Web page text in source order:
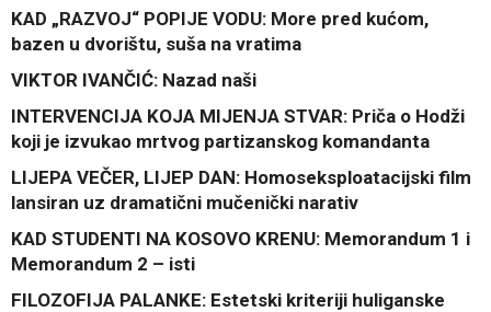
KAD „RAZVOJ“ POPIJE VODU: More pred kućom,
bazen u dvorištu, suša na vratima
VIKTOR IVANČIĆ: Nazad naši
INTERVENCIJA KOJA MIJENJA STVAR: Priča o Hodži
koji je izvukao mrtvog partizanskog komandanta
LIJEPA VEČER, LIJEP DAN: Homoseksploatacijski film
lansiran uz dramatični mučenički narativ
KAD STUDENTI NA KOSOVO KRENU: Memorandum 1 i
Memorandum 2 – isti
FILOZOFIJA PALANKE: Estetski kriteriji huliganske